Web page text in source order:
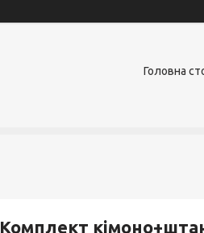
Головна
Комплект